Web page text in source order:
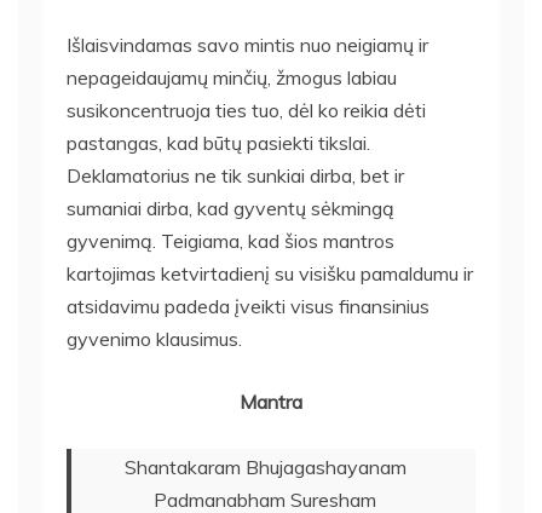
Išlaisvindamas savo mintis nuo neigiamų ir
nepageidaujamų minčių, žmogus labiau
susikoncentruoja ties tuo, dėl ko reikia dėti
pastangas, kad būtų pasiekti tikslai.
Deklamatorius ne tik sunkiai dirba, bet ir
sumaniai dirba, kad gyventų sėkmingą
gyvenimą. Teigiama, kad šios mantros
kartojimas ketvirtadienį su visišku pamaldumu ir
atsidavimu padeda įveikti visus finansinius
gyvenimo klausimus.
Mantra
Shantakaram Bhujagashayanam
Padmanabham Suresham